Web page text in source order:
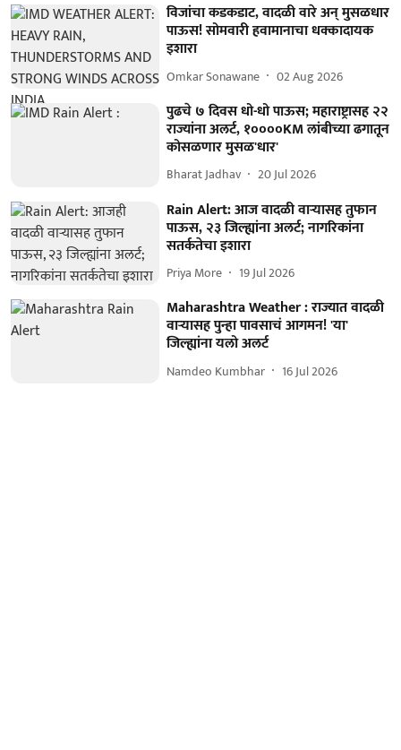
विजांचा कडकडाट, वादळी वारे अन् मुसळधार
पाऊस! सोमवारी हवामानाचा धक्कादायक
इशारा
Omkar Sonawane 02 Aug 2026
पुढचे ७ दिवस धो-धो पाऊस; महाराष्ट्रासह २२
राज्यांना अलर्ट, १००००KM लांबीच्या ढगातून
कोसळणार मुसळ'धार'
Bharat Jadhav 20 Jul 2026
Rain Alert: आज वादळी वाऱ्यासह तुफान
पाऊस, २३ जिल्ह्यांना अलर्ट; नागरिकांना
सतर्कतेचा इशारा
Priya More 19 Jul 2026
Maharashtra Weather : राज्यात वादळी
वाऱ्यासह पुन्हा पावसाचं आगमन! 'या'
जिल्ह्यांना यलो अलर्ट
Namdeo Kumbhar 16 Jul 2026